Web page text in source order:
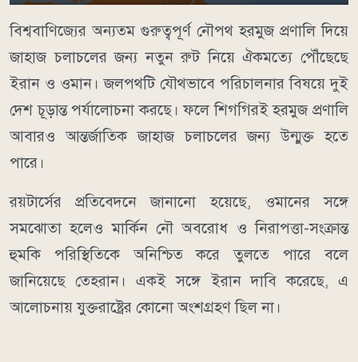
বিশ্ববাণিজ্যের অন্যতম গুরুত্বপূর্ণ নৌপথ হরমুজ প্রণালি দিয়ে
জাহাজ চলাচলের জন্য নতুন রুট নিয়ে ঐকমত্যে পৌঁছেছে
ইরান ও ওমান। জলপথটি যৌথভাবে পরিচালনার বিষয়ে দুই
দেশ চূড়ান্ত পর্যালোচনা করছে। ফলে শিগগিরই হরমুজ প্রণালি
আবারও আন্তর্জাতিক জাহাজ চলাচলের জন্য উন্মুক্ত হতে
পারে।
রয়টার্সের প্রতিবেদনে জানানো হয়েছে, ওমানের সঙ্গে
সমঝোতা হলেও মার্কিন নৌ অবরোধ ও নিরাপত্তা-সংক্রান্ত
হুমকি পরিস্থিতিকে অনিশ্চিত করে তুলতে পারে বলে
জানিয়েছে তেহরান। একই সঙ্গে ইরান দাবি করেছে, এ
আলোচনায় যুক্তরাষ্ট্রের কোনো অংশগ্রহণ ছিল না।